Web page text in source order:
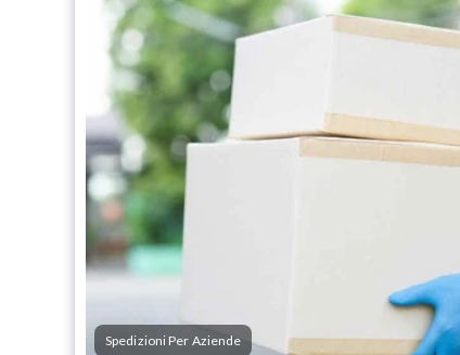
Spedizioni Per Aziende